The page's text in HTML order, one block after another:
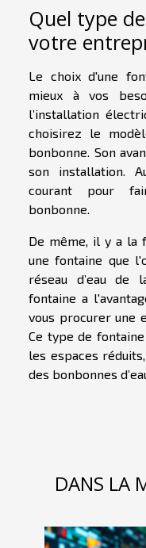
Quel type
votre
Le choix d'une
mieux à vos
l’installation
choisirez le
bonbonne. Son
son installation.
courant pour
bonbonne.
De même, il y a la
une fontaine que
réseau d’eau de
fontaine a
vous procurer une
Ce type de
les espaces
des bonbonnes
DANS LA